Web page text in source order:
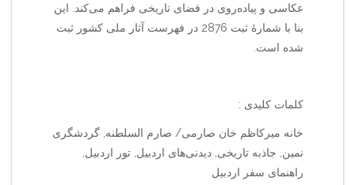
عکاسی و پیاده‌روی در فضای تاریخی فراهم می‌کند. این
بنا با شمارهٔ ثبت 2876 در فهرست آثار ملی کشور ثبت
شده است.
کلمات کلیدی :
خانه میرکاظم خان صارمی/ صارم السلطنه, گردشگری
نمین, جاذبه تاریخی, دیدنی‌های اردبیل, تور اردبیل,
راهنمای سفر اردبیل